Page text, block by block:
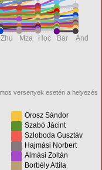
Zhu Mza Hoc Bar And
versenyek esetén a helyezés
Orosz Sándor
Szabó Jácint
Szloboda Gusztáv
Hajmási Norbert
Almási Zoltán
Borbély Attila